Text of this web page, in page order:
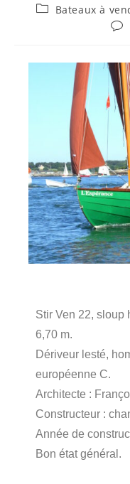
Bateaux à
Stir Ven 22, sloup
6,70 m.
Dériveur lesté,
européenne C.
Architecte :
Constructeur :
Année de
Bon état général.